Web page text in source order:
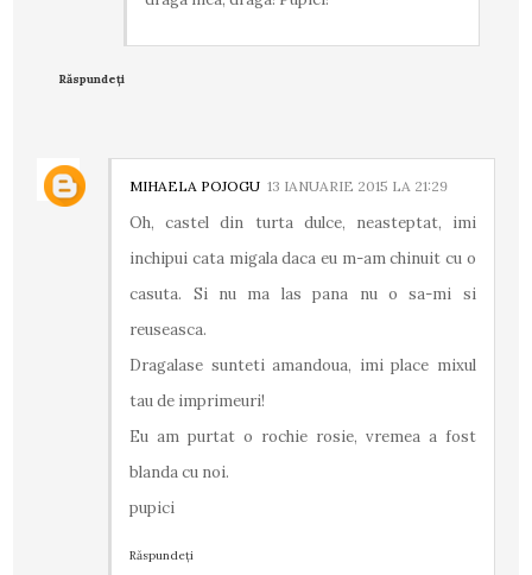
Răspundeți
MIHAELA POJOGU 13 IANUARIE 2015 LA 21:29
Oh, castel din turta dulce, neasteptat, imi
inchipui cata migala daca eu m-am chinuit cu o
casuta. Si nu ma las pana nu o sa-mi si
reuseasca.
Dragalase sunteti amandoua, imi place mixul
tau de imprimeuri!
Eu am purtat o rochie rosie, vremea a fost
blanda cu noi.
pupici
Răspundeți